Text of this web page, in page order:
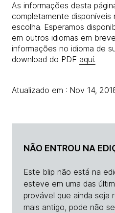
As informações desta
completamente disponíveis
escolha. Esperamos
em outros idiomas em
informações no idioma de
download do PDF aquí.
Atualizado em : Nov 14,
NÃO ENTROU NA
Este blip não está na
esteve em uma das
provável que ainda seja
mais antigo, pode não